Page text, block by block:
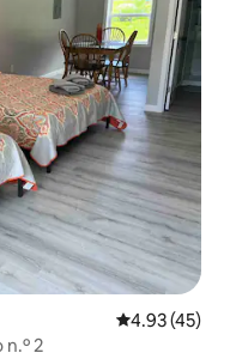
Calificación
4.93 (45)
2